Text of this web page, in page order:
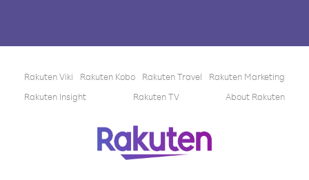
Rakuten Viki Rakuten Kobo Rakuten Travel
Rakuten Marketing
Rakuten Insight
Rakuten TV About Rakuten